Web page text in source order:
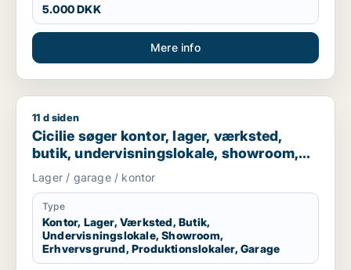
5.000 DKK
Mere info
Cicilie søger kontor, lager, værksted, butik,
11 d siden
Cicilie søger kontor, lager, værksted,
butik, undervisningslokale, showroom,
erhvervsgrund, produktionslokaler eller
garage til leje i Region Sjælland eller
Nordsjælland
Lager / garage / kontor
Type
Kontor, Lager, Værksted, Butik,
Undervisningslokale, Showroom,
Erhvervsgrund, Produktionslokaler, Garage